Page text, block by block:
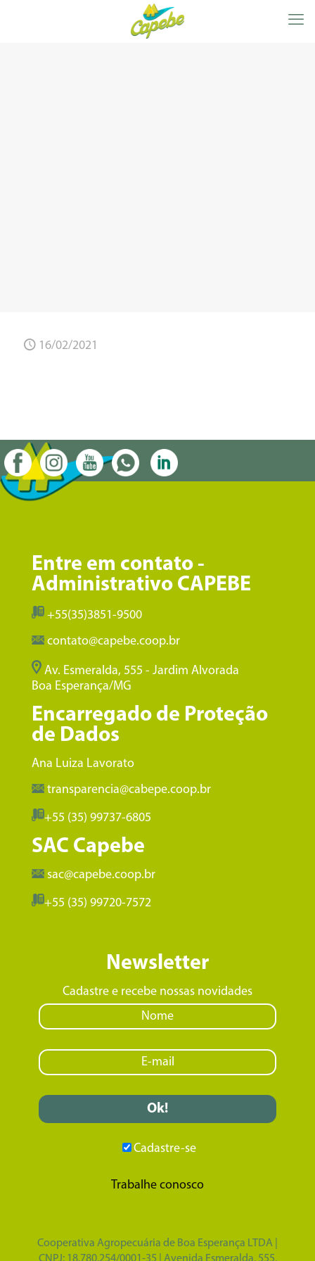
16/02/2021
Entre em contato -
Administrativo CAPEBE
+55(35)3851-9500
contato@capebe.coop.br
Av. Esmeralda, 555 - Jardim Alvorada
Boa Esperança/MG
Encarregado de Proteção
de Dados
Ana Luiza Lavorato
transparencia@cabepe.coop.br
+55 (35) 99737-6805
SAC Capebe
sac@capebe.coop.br
+55 (35) 99720-7572
Newsletter
Cadastre e recebe nossas novidades
Cadastre-se
Trabalhe conosco
Cooperativa Agropecuária de Boa Esperança LTDA |